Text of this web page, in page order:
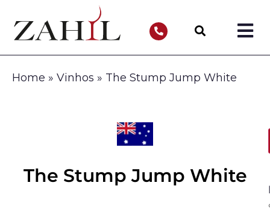
Home » Vinhos » The Stump Jump White
The Stump Jump White